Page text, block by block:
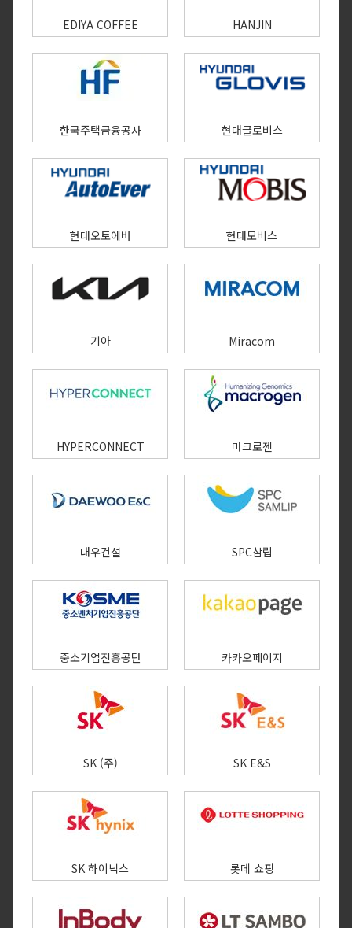
EDIYA COFFEE HANJIN
한국주택금융공사 현대글로비스
현대오토에버 현대모비스
기아 Miracom
HYPERCONNECT 마크로젠
대우건설 SPC삼립
중소기업진흥공단 카카오페이지​
SK (주) SK E&S
SK 하이닉스 롯데 쇼핑